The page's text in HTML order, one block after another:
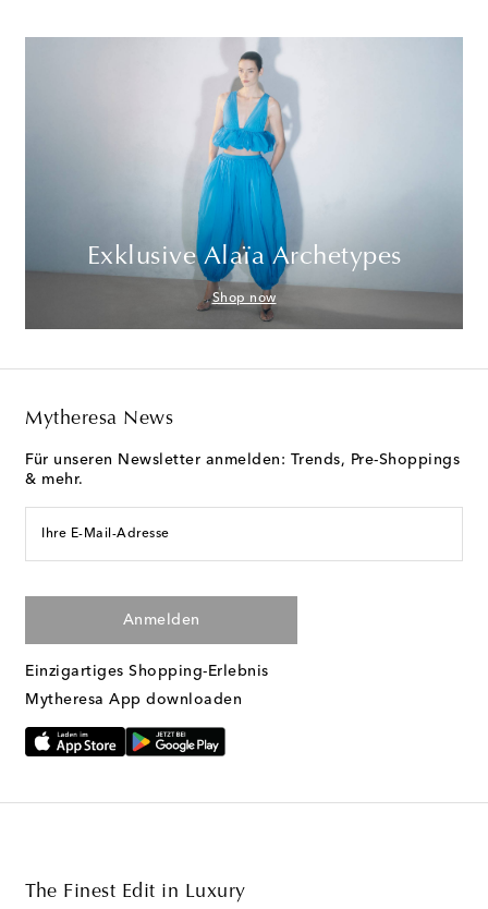
Exklusive Alaïa Archetypes
Shop now
Mytheresa News
Für unseren Newsletter anmelden: Trends, Pre-Shoppings
& mehr.
Ihre E-Mail-Adresse
Anmelden
Einzigartiges Shopping-Erlebnis
Mytheresa App downloaden
The Finest Edit in Luxury